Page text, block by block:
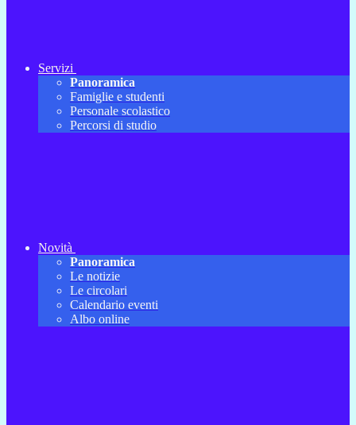
Servizi
Panoramica
Famiglie e studenti
Personale scolastico
Percorsi di studio
Novità
Panoramica
Le notizie
Le circolari
Calendario eventi
Albo online